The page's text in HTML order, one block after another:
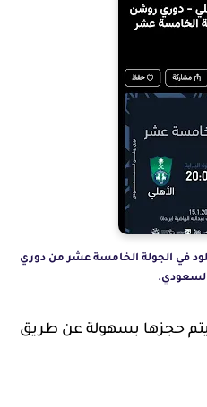
في الجولة الخامسة عشر من دوري
يتم حجزها بسهولة عن طريق